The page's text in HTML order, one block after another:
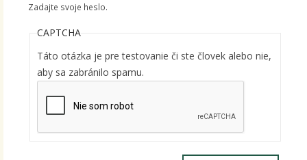
Zadajte svoje heslo.
CAPTCHA
Táto otázka je pre testovanie či ste človek alebo nie,
aby sa zabránilo spamu.